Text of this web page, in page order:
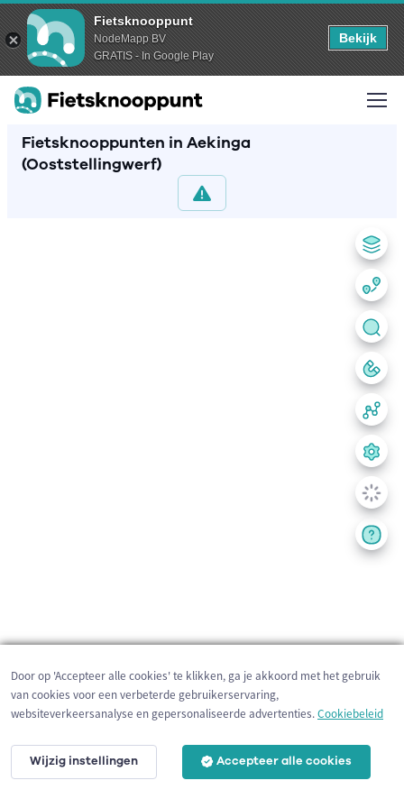
Fietsknooppunt
NodeMapp BV
GRATIS - In Google Play
Bekijk
Fietsknooppunten in Aekinga
(Ooststellingwerf)
200 m
Door op 'Accepteer alle cookies' te klikken, ga je akkoord met het gebruik
van cookies voor een verbeterde gebruikerservaring,
websiteverkeersanalyse en gepersonaliseerde advertenties.Cookiebeleid
Wijzig instellingen Accepteer alle cookies